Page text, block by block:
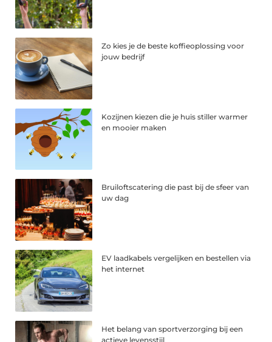
Zo kies je de beste koffieoplossing voor
jouw bedrijf
Kozijnen kiezen die je huis stiller warmer
en mooier maken
Bruiloftscatering die past bij de sfeer van
uw dag
EV laadkabels vergelijken en bestellen via
het internet
Het belang van sportverzorging bij een
actieve levensstijl